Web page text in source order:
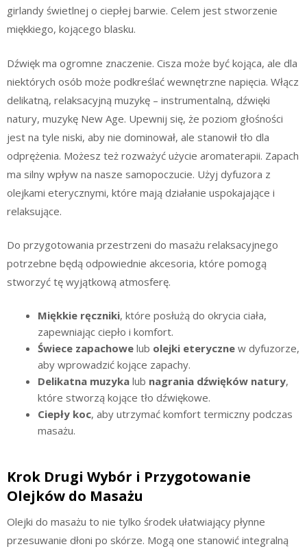
girlandy świetlnej o ciepłej barwie. Celem jest stworzenie
miękkiego, kojącego blasku.
Dźwięk ma ogromne znaczenie. Cisza może być kojąca, ale dla
niektórych osób może podkreślać wewnętrzne napięcia. Włącz
delikatną, relaksacyjną muzykę – instrumentalną, dźwięki
natury, muzykę New Age. Upewnij się, że poziom głośności
jest na tyle niski, aby nie dominował, ale stanowił tło dla
odprężenia. Możesz też rozważyć użycie aromaterapii. Zapach
ma silny wpływ na nasze samopoczucie. Użyj dyfuzora z
olejkami eterycznymi, które mają działanie uspokajające i
relaksujące.
Do przygotowania przestrzeni do masażu relaksacyjnego
potrzebne będą odpowiednie akcesoria, które pomogą
stworzyć tę wyjątkową atmosferę.
Miękkie ręczniki, które posłużą do okrycia ciała,
zapewniając ciepło i komfort.
Świece zapachowe lub olejki eteryczne w dyfuzorze,
aby wprowadzić kojące zapachy.
Delikatna muzyka lub nagrania dźwięków natury,
które stworzą kojące tło dźwiękowe.
Ciepły koc, aby utrzymać komfort termiczny podczas
masażu.
Krok Drugi Wybór i Przygotowanie
Olejków do Masażu
Olejki do masażu to nie tylko środek ułatwiający płynne
przesuwanie dłoni po skórze. Mogą one stanowić integralną